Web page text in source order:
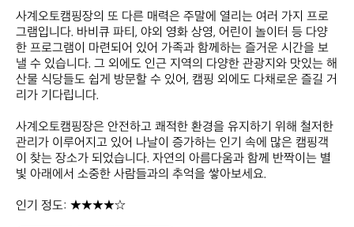
사계오토캠핑장의 또 다른 매력은 주말에 열리는 여러 가지 프로
그램입니다. 바비큐 파티, 야외 영화 상영, 어린이 놀이터 등 다양
한 프로그램이 마련되어 있어 가족과 함께하는 즐거운 시간을 보
낼 수 있습니다. 그 외에도 인근 지역의 다양한 관광지와 맛있는 해
산물 식당들도 쉽게 방문할 수 있어, 캠핑 외에도 다채로운 즐길 거
리가 기다립니다.
사계오토캠핑장은 안전하고 쾌적한 환경을 유지하기 위해 철저한
관리가 이루어지고 있어 나날이 증가하는 인기 속에 많은 캠핑객
이 찾는 장소가 되었습니다. 자연의 아름다움과 함께 반짝이는 별
빛 아래에서 소중한 사람들과의 추억을 쌓아보세요.
인기 정도: ★★★★☆